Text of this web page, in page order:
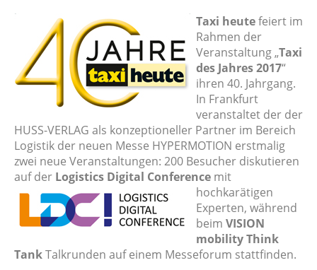
Taxi heutefeiert im
Rahmen der
Veranstaltung „Taxi
des Jahres 2017“
ihren 40. Jahrgang.
In Frankfurt
veranstaltet der der
HUSS-VERLAG als konzeptioneller Partner im Bereich
Logistik der neuen Messe HYPERMOTION erstmalig
zwei neue Veranstaltungen: 200 Besucher diskutieren
auf der Logistics Digital Conference mit
hochkarätigen
Experten, während
beim VISION
mobility Think
TankTalkrunden auf einem Messeforum stattfinden.